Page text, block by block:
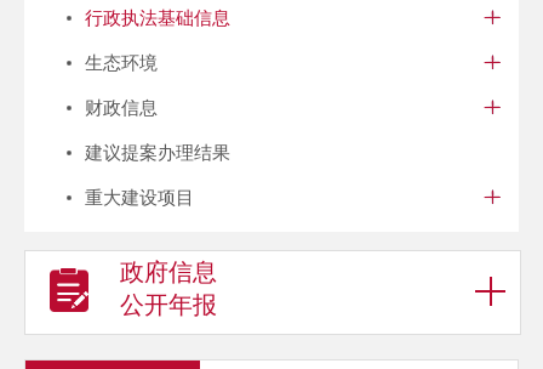
行政执法基础信息
生态环境
财政信息
建议提案办理结果
重大建设项目
政府信息
公开年报